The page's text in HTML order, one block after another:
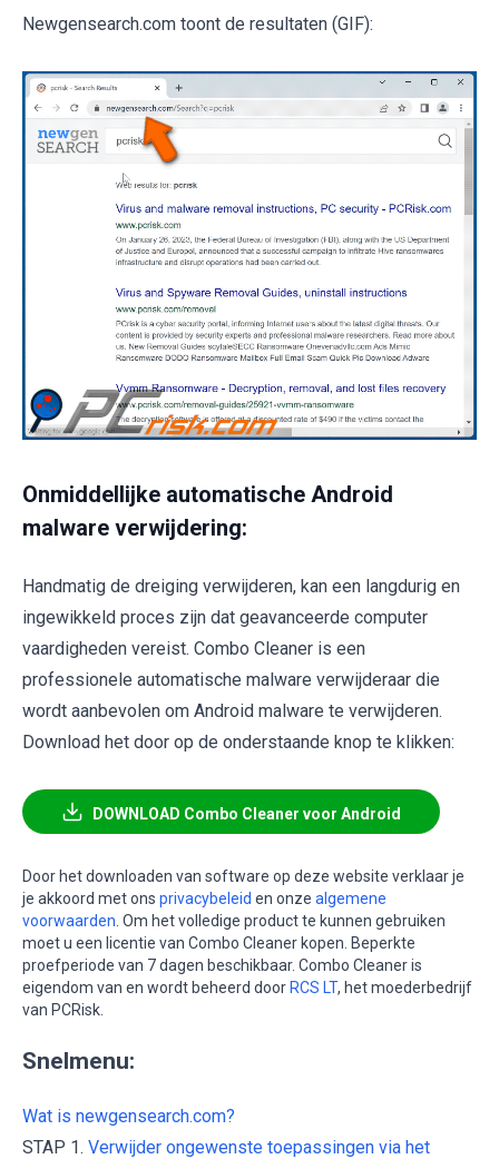
Newgensearch.com toont de resultaten (GIF):
Onmiddellijke automatische Android
malware verwijdering:
Handmatig de dreiging verwijderen, kan een langdurig en
ingewikkeld proces zijn dat geavanceerde computer
vaardigheden vereist. Combo Cleaner is een
professionele automatische malware verwijderaar die
wordt aanbevolen om Android malware te verwijderen.
Download het door op de onderstaande knop te klikken:
DOWNLOAD Combo Cleaner voor Android
Door het downloaden van software op deze website verklaar je
je akkoord met ons privacybeleid en onze algemene
voorwaarden . Om het volledige product te kunnen gebruiken
moet u een licentie van Combo Cleaner kopen. Beperkte
proefperiode van 7 dagen beschikbaar. Combo Cleaner is
eigendom van en wordt beheerd door RCS LT, het moederbedrijf
van PCRisk.
Snelmenu:
Wat is newgensearch.com?
STAP 1. Verwijder ongewenste toepassingen via het